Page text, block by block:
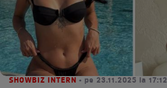
SHOWBIZ INTERN • pe 23.11.2025 la 17:12